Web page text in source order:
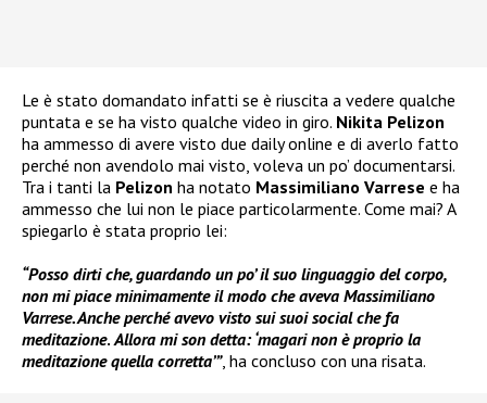
Le è stato domandato infatti se è riuscita a vedere qualche
puntata e se ha visto qualche video in giro. Nikita Pelizon
ha ammesso di avere visto due daily online e di averlo fatto
perché non avendolo mai visto, voleva un po’ documentarsi.
Tra i tanti la Pelizon ha notato Massimiliano Varrese e ha
ammesso che lui non le piace particolarmente. Come mai? A
spiegarlo è stata proprio lei:
“Posso dirti che, guardando un po’ il suo linguaggio del corpo,
non mi piace minimamente il modo che aveva Massimiliano
Varrese. Anche perché avevo visto sui suoi social che fa
meditazione. Allora mi son detta: ‘magari non è proprio la
meditazione quella corretta’”, ha concluso con una risata.